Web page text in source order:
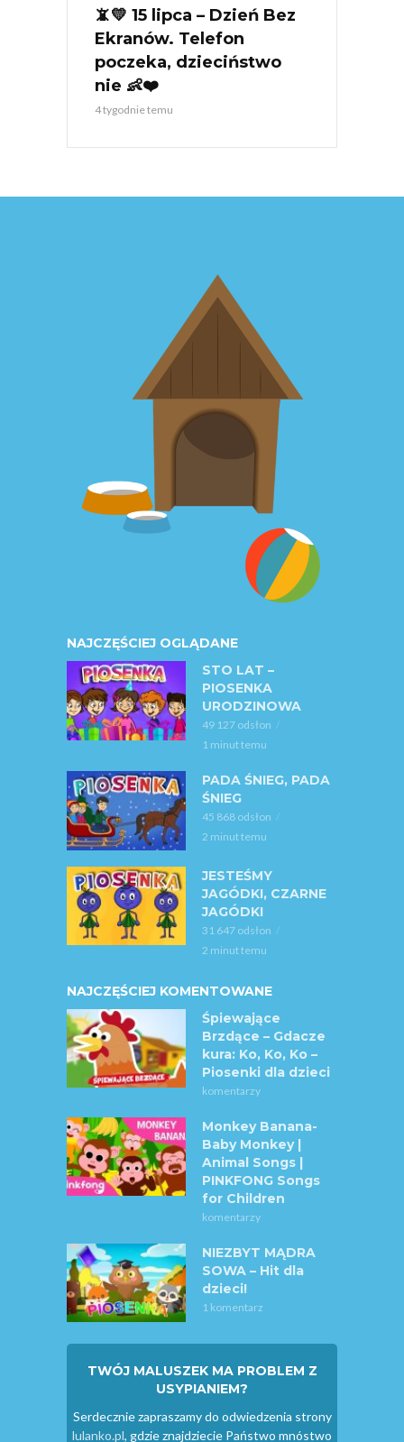
📵💛 15 lipca – Dzień Bez
Ekranów. Telefon
poczeka, dzieciństwo
nie 👶❤️
4 tygodnie temu
NAJCZĘŚCIEJ OGLĄDANE
STO LAT –
PIOSENKA
URODZINOWA
49 127 odsłon
1 minut temu
PADA ŚNIEG, PADA
ŚNIEG
45 868 odsłon
2 minut temu
JESTEŚMY
JAGÓDKI, CZARNE
JAGÓDKI
31 647 odsłon
2 minut temu
NAJCZĘŚCIEJ KOMENTOWANE
Śpiewające
Brzdące – Gdacze
kura: Ko, Ko, Ko –
Piosenki dla dzieci
komentarzy
Monkey Banana-
Baby Monkey |
Animal Songs |
PINKFONG Songs
for Children
komentarzy
NIEZBYT MĄDRA
SOWA – Hit dla
dzieci!
1 komentarz
TWÓJ MALUSZEK MA PROBLEM Z
USYPIANIEM?
Serdecznie zapraszamy do odwiedzenia strony
lulanko.pl, gdzie znajdziecie Państwo mnóstwo